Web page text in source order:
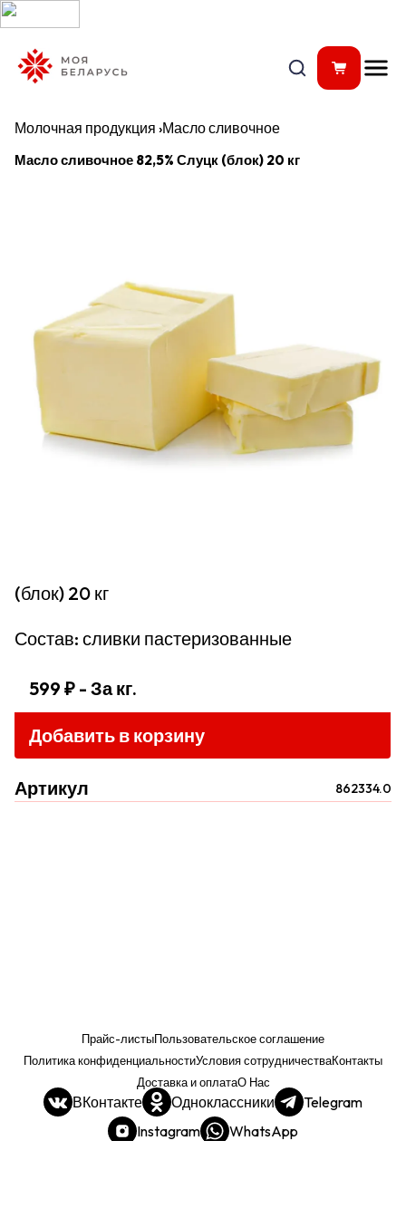
Молочная продукция ›Масло сливочное
Масло сливочное 82,5% Слуцк (блок) 20 кг
(блок) 20 кг
Состав: сливки пастеризованные
599 ₽ - За кг.
Добавить в корзину
Артикул 862334.0
Прайс-листыПользовательское соглашение
Политика конфиденциальностиУсловия сотрудничестваКонтакты
Доставка и оплатаО Нас
ВКонтакте Одноклассники
Telegram
Instagram
WhatsApp